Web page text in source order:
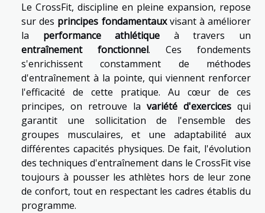
Le CrossFit, discipline en pleine expansion, repose
sur des principes fondamentauxvisant à améliorer
la performance athlétique à travers un
entraînement fonctionnel. Ces fondements
s'enrichissent constamment de méthodes
d'entraînement à la pointe, qui viennent renforcer
l'efficacité de cette pratique. Au cœur de ces
principes, on retrouve la variété d'exercices qui
garantit une sollicitation de l'ensemble des
groupes musculaires, et une adaptabilité aux
différentes capacités physiques. De fait, l'évolution
des techniques d'entraînement dans le CrossFit vise
toujours à pousser les athlètes hors de leur zone
de confort, tout en respectant les cadres établis du
programme.